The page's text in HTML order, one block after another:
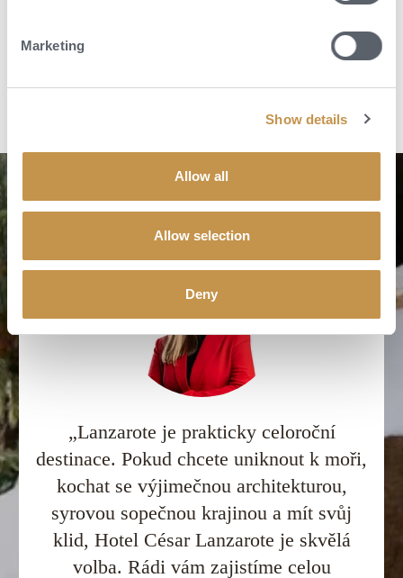
Marketing
Show details
Allow all
Allow selection
Deny
POPTAT DOVOLENOU
„Lanzarote je prakticky celoroční
destinace. Pokud chcete uniknout k moři,
kochat se výjimečnou architekturou,
syrovou sopečnou krajinou a mít svůj
klid, Hotel César Lanzarote je skvělá
volba. Rádi vám zajistíme celou